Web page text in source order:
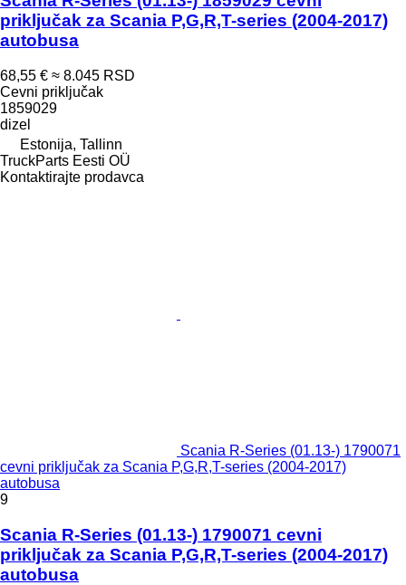
priključak za Scania P,G,R,T-series (2004-2017)
autobusa
68,55 € ≈ 8.045 RSD
Cevni priključak
1859029
dizel
Estonija, Tallinn
TruckParts Eesti OÜ
Kontaktirajte prodavca
Scania R-Series (01.13-) 1790071
cevni priključak za Scania P,G,R,T-series (2004-2017)
autobusa
9
Scania R-Series (01.13-) 1790071 cevni
priključak za Scania P,G,R,T-series (2004-2017)
autobusa